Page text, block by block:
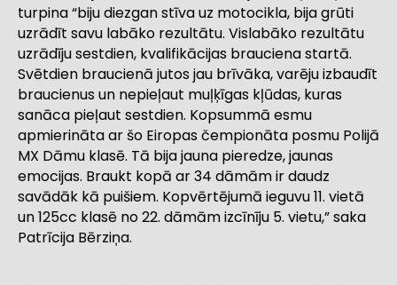
turpina “biju diezgan stīva uz motocikla, bija grūti
uzrādīt savu labāko rezultātu. Vislabāko rezultātu
uzrādīju sestdien, kvalifikācijas brauciena startā.
Svētdien braucienā jutos jau brīvāka, varēju izbaudīt
braucienus un nepieļaut muļķīgas kļūdas, kuras
sanāca pieļaut sestdien. Kopsummā esmu
apmierināta ar šo Eiropas čempionāta posmu Polijā
MX Dāmu klasē. Tā bija jauna pieredze, jaunas
emocijas. Braukt kopā ar 34 dāmām ir daudz
savādāk kā puišiem. Kopvērtējumā ieguvu 11. vietā
un 125cc klasē no 22. dāmām izcīnīju 5. vietu,” saka
Patrīcija Bērziņa.